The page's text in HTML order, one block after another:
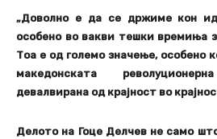
„Доволно е да се држиме кон
особено во вакви тешки времиња
Тоа е од големо значење, особено
македонската
девалвирана од крајност во
Делото на Гоце Делчев не само